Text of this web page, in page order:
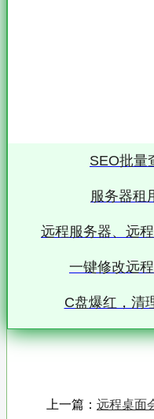
量子开源站群：
社会进步与经济
随着技术的不断
的璀璨明星，以
未来
开源，即开放源
这一理念打破了
上一篇： 远程桌面
SEO批量
服务器租
远程服务器、远
一键修改远
C盘爆红，清